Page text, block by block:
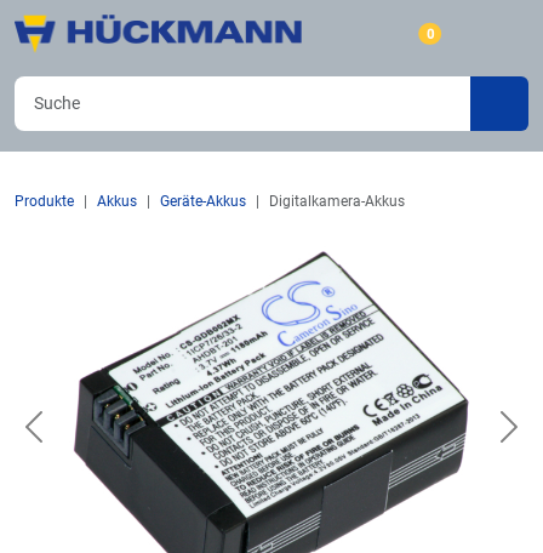
0
Produkte Akkus Geräte-Akkus Digitalkamera-Akkus
Previous